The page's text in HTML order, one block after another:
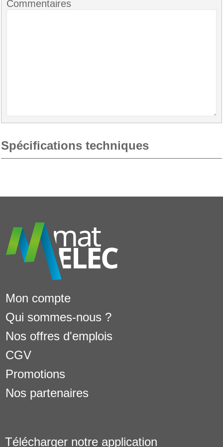
Commentaires
Spécifications techniques
Mon compte
Qui sommes-nous ?
Nos offres d'emplois
CGV
Promotions
Nos partenaires
Télécharger notre application